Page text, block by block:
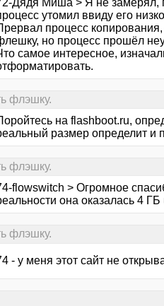
утомил ввиду его
процесс
но процесс прошёл
самое интересное,
флэшку.
на flashboot.ru,
размер определит и
флэшку.
flowswitch > Огромное
она оказалась 4
флэшку.
- у меня этот сайт не